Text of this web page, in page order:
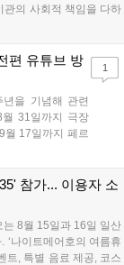
관의 사회적 책임을 다하
개 기관 임직원이 동참
뜻을 전하며 헌혈 문화
편 유튜브 방
을 기념해 관련
월 31일까지 극장
월 17일까지 페르
지 페르소나5 시
대형 전광판에 소
1
참가... 이용자 소
는 8월 15일과 16일 일산
‘나이트메어호의 여름휴
트, 특별 음료 제공, 코스